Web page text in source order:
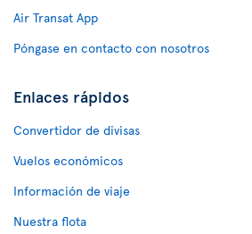
Air Transat App
Póngase en contacto con nosotros
Enlaces rápidos
Convertidor de divisas
Vuelos económicos
Información de viaje
Nuestra flota